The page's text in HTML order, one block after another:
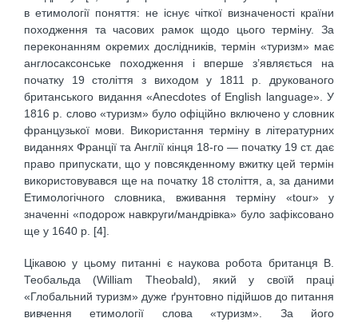
в етимології поняття: не існує чіткої визначеності країни
походження та часових рамок щодо цього терміну. За
переконанням окремих дослідників, термін «туризм» має
англосаксонське походження і вперше з’являється на
початку 19 століття з виходом у 1811 р. друкованого
британського видання «Anecdotes of English language». У
1816 р. слово «туризм» було офіційно включено у словник
французької мови. Використання терміну в літературних
виданнях Франції та Англії кінця 18-го — початку 19 ст. дає
право припускати, що у повсякденному вжитку цей термін
використовувався ще на початку 18 століття, а, за даними
Етимологічного словника, вживання терміну «tour» у
значенні «подорож навкруги/мандрівка» було зафіксовано
ще у 1640 р. [4].
Цікавою у цьому питанні є наукова робота британця В.
Теобальда (William Theobald), який у своїй праці
«Глобальний туризм» дуже ґрунтовно підійшов до питання
вивчення етимології слова «туризм». За його